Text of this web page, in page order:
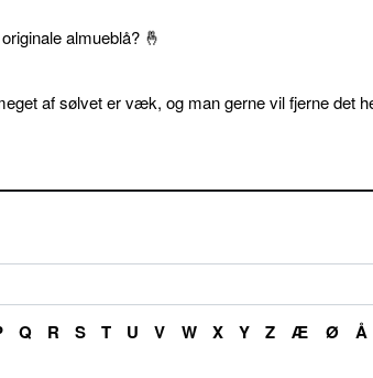
almueblå? 🤞
af sølvet er væk, og man gerne vil fjerne det
Q R S T U V W X Y Z Æ Ø Å